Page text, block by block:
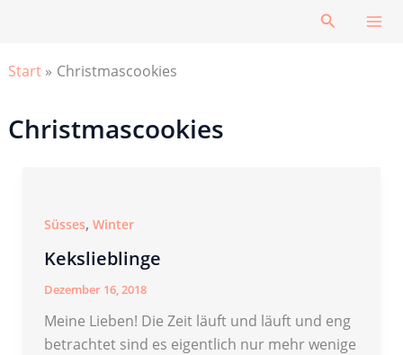
Suchen
Start Christmascookies
Christmascookies
Süsses, Winter
Kekslieblinge
Dezember 16, 2018
Meine Lieben! Die Zeit läuft und läuft und eng
betrachtet sind es eigentlich nur mehr wenige